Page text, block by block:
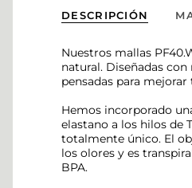
DESCRIPCIÓN
Nuestros mallas
natural. Diseñadas
pensadas para
Hemos incorporado
elastano a los hilos de
totalmente único. El
los olores y es
BPA.